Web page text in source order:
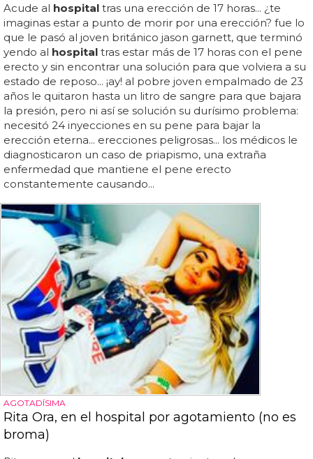
Acude al hospital tras una erección de 17 horas... ¿te
imaginas estar a punto de morir por una erección? fue lo
que le pasó al joven británico jason garnett, que terminó
yendo al hospital tras estar más de 17 horas con el pene
erecto y sin encontrar una solución para que volviera a su
estado de reposo... ¡ay! al pobre joven empalmado de 23
años le quitaron hasta un litro de sangre para que bajara
la presión, pero ni así se solución su durísimo problema:
necesitó 24 inyecciones en su pene para bajar la
erección eterna... erecciones peligrosas... los médicos le
diagnosticaron un caso de priapismo, una extraña
enfermedad que mantiene el pene erecto
constantemente causando...
AGOTADÍSIMA
Rita Ora, en el hospital por agotamiento (no es
broma)